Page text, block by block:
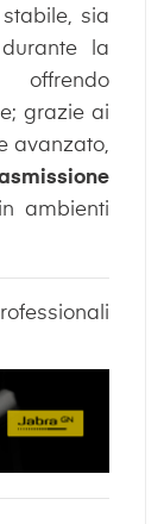
sia
la
grazie ai
avanzato,
ambienti